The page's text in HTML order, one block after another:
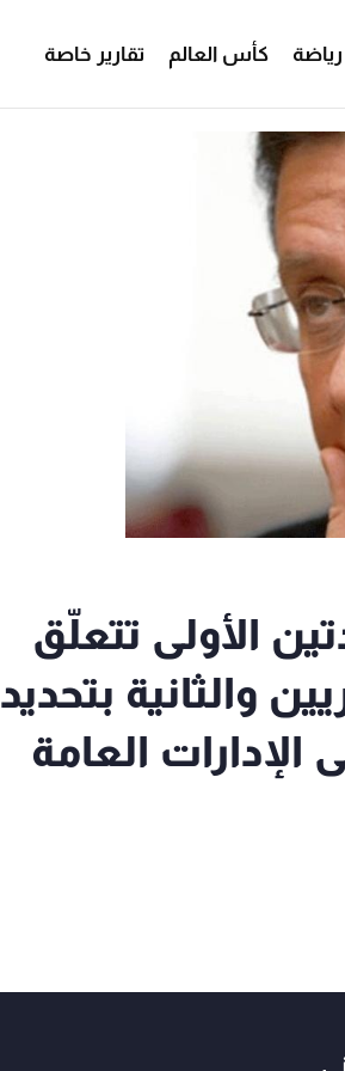
رياضة كأس العالم تقارير خاصة
الأولى تتعلّق
والثانية بتحديد
العامة